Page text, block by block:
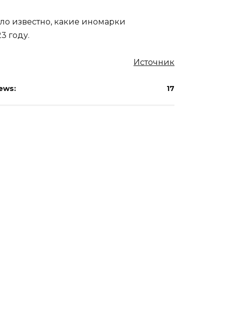
известно, какие иномарки
году.
Источник
17